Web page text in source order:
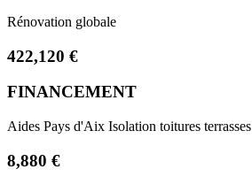
Rénovation globale
422,120 €
FINANCEMENT
Aides Pays d'Aix Isolation toitures terrasses
8,880 €